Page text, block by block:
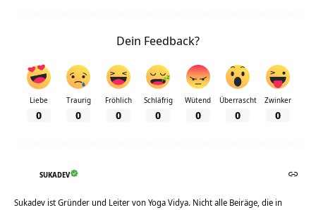
Dein Feedback?
Liebe
0
Traurig
0
Fröhlich
0
Schläfrig
0
Wütend
0
Überrascht
0
Zwinker
0
SUKADEV
Sukadev ist Gründer und Leiter von Yoga Vidya. Nicht alle Beiräge, die in